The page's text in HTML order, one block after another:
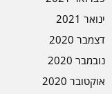
ינואר 2021
דצמבר 2020
נובמבר 2020
אוקטובר 2020